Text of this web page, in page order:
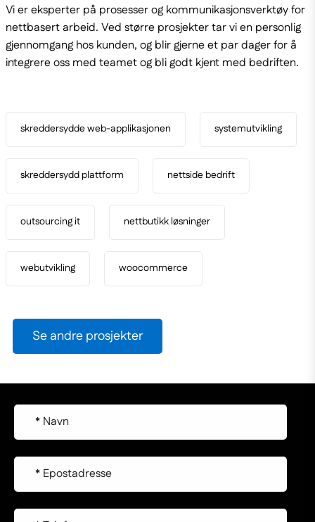
Vi er eksperter på prosesser og kommunikasjonsverktøy for
nettbasert arbeid. Ved større prosjekter tar vi en personlig
gjennomgang hos kunden, og blir gjerne et par dager for å
integrere oss med teamet og bli godt kjent med bedriften.
skreddersydde web-applikasjonen systemutvikling
skreddersydd plattform nettside bedrift
outsourcing it nettbutikk løsninger
webutvikling woocommerce
Se andre prosjekter